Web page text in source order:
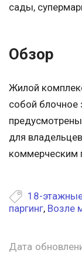
сады,
Обзор
Жилой
собой блочное
для
коммерческим
18-
паргинг, Возле
Дата